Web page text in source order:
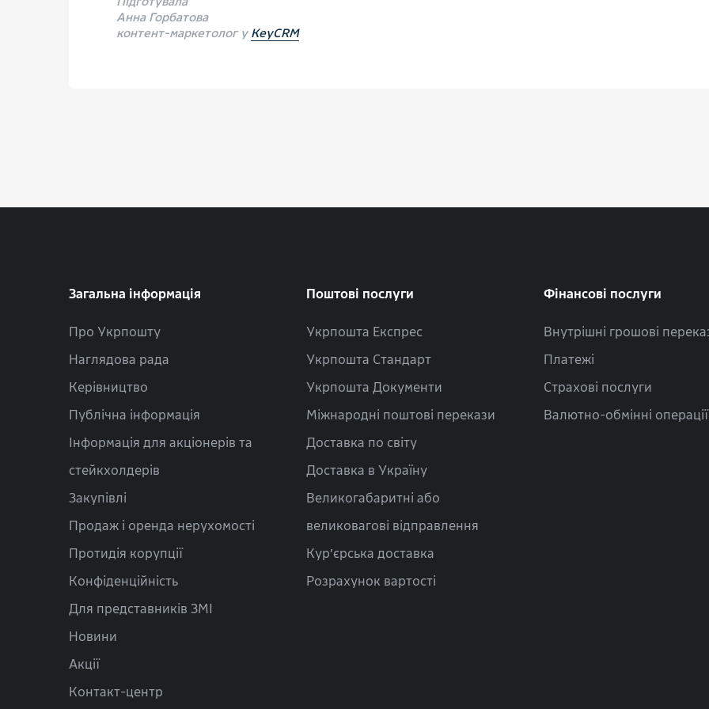
Анна Горбатова
контент-маркетолог у KeyCRM
Загальна інформація
Про Укрпошту
Наглядова рада
Керівництво
Публічна інформація
Інформація для акціонерів та
стейкхолдерів
Закупівлі
Продаж і оренда нерухомості
Протидія корупції
Конфіденційність
Для представників ЗМІ
Новини
Акції
Контакт-центр
Поштові послуги
Укрпошта Експрес
Укрпошта Стандарт
Укрпошта Документи
Міжнародні поштові перекази
Доставка по світу
Доставка в Україну
Великогабаритні або
великовагові відправлення
Кур’єрська доставка
Розрахунок вартості
Фінансові послуги
Внутрішні грошові
Платежі
Страхові послуги
Валютно-обмінні операції